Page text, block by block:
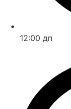
12:00 дп